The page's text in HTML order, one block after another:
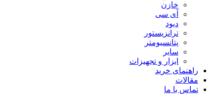
خازن
آی سی
دیود
ترانزیستور
پتانسیومتر
سایر
ابزار و تجهیزات
راهنمای خرید
مقالات
تماس با ما